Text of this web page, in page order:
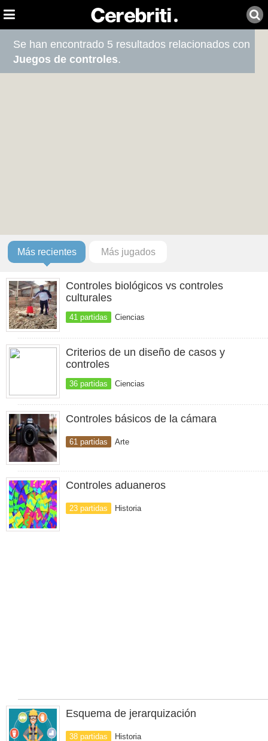
Se han encontrado 5 resultados relacionados con
Juegos de controles.
Más recientes Más jugados
Controles biológicos vs controles
culturales
41 partidas Ciencias
Criterios de un diseño de casos y
controles
36 partidas Ciencias
Controles básicos de la cámara
61 partidas Arte
Controles aduaneros
23 partidas Historia
Esquema de jerarquización
38 partidas Historia